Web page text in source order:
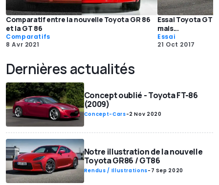
Comparatif entre la nouvelle Toyota GR 86
et la GT 86
Comparatifs
8 Avr 2021
Essai Toyota
mais...
Essai
21 Oct 2017
Dernières actualités
Concept oublié - Toyota FT-86
(2009)
Concept-Cars-2 Nov 2020
Notre illustration de la nouvelle
Toyota GR86 / GT86
Rendus / Illustrations- 7 Sep 2020